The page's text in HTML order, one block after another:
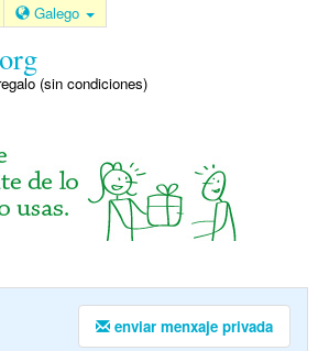
Galego
(sin condiciones)
enviar menxaje privada